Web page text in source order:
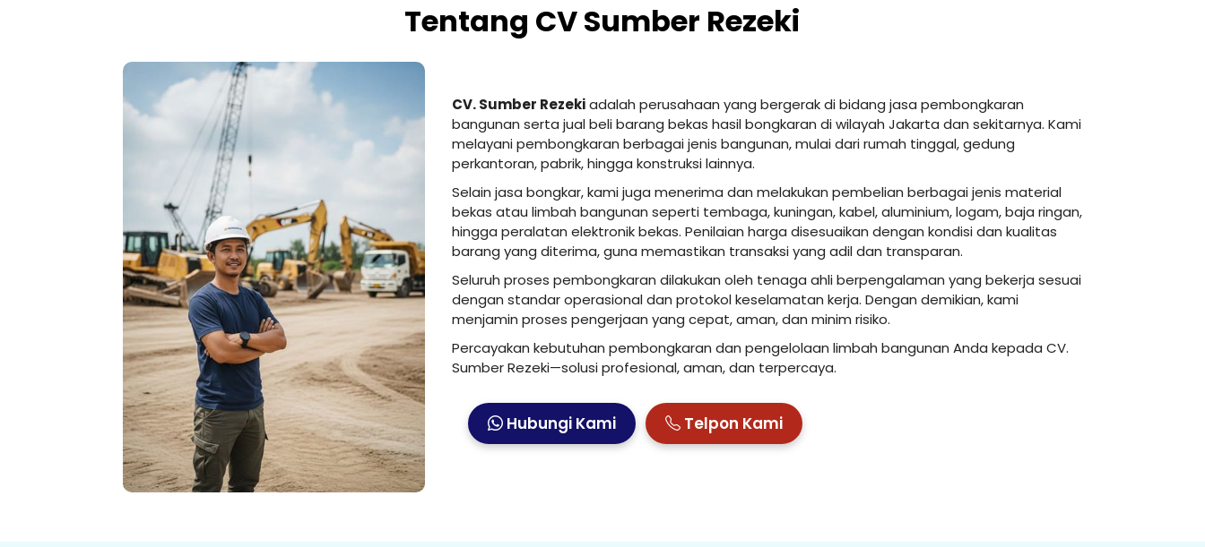
Tentang CV Sumber Rezeki
CV. Sumber Rezekiadalah perusahaan yang bergerak di bidang jasa pembongkaran
bangunan serta jual beli barang bekas hasil bongkaran di wilayah Jakarta dan sekitarnya. Kami
melayani pembongkaran berbagai jenis bangunan, mulai dari rumah tinggal, gedung
perkantoran, pabrik, hingga konstruksi lainnya.
Selain jasa bongkar, kami juga menerima dan melakukan pembelian berbagai jenis material
bekas atau limbah bangunan seperti tembaga, kuningan, kabel, aluminium, logam, baja ringan,
hingga peralatan elektronik bekas. Penilaian harga disesuaikan dengan kondisi dan kualitas
barang yang diterima, guna memastikan transaksi yang adil dan transparan.
Seluruh proses pembongkaran dilakukan oleh tenaga ahli berpengalaman yang bekerja sesuai
dengan standar operasional dan protokol keselamatan kerja. Dengan demikian, kami
menjamin proses pengerjaan yang cepat, aman, dan minim risiko.
Percayakan kebutuhan pembongkaran dan pengelolaan limbah bangunan Anda kepada CV.
Sumber Rezeki—solusi profesional, aman, dan terpercaya.
Hubungi Kami Telpon Kami